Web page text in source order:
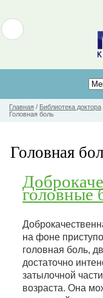
Главная / Библиотека доктора
Головная боль
Головная
головные
на фоне
головная боль,
достаточно
затылочной
возраста. Она